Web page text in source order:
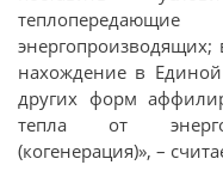
энергопроизводящих;
нахождение в Единой
других форм
тепла от
(когенерация)», –